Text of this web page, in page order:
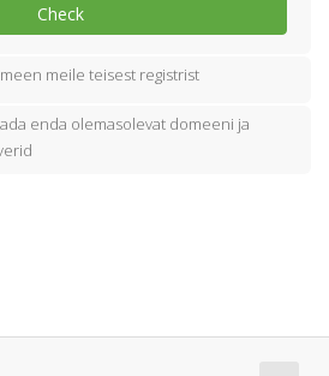
Check
meile teisest registrist
enda olemasolevat domeeni ja